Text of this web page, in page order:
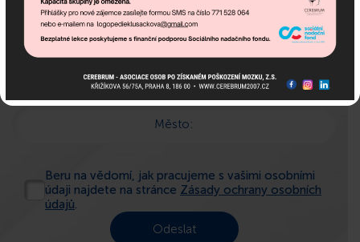
E-mail:
Telefon:
Město:
Beru na vědomí, jak pracujeme s vašimi osobními
údaji najdete na stránce Zásady ochrany osobních
údajů.